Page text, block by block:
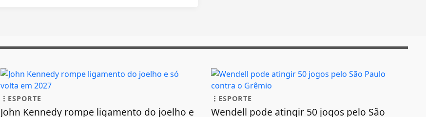
ESPORTE
John Kennedy rompe ligamento do joelho e
ESPORTE
Wendell pode atingir 50 jogos pelo São